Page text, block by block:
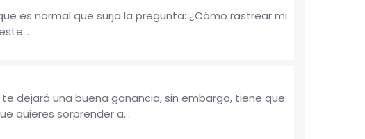
es normal que surja la pregunta: ¿Cómo rastrear mi
dejará una buena ganancia, sin embargo, tiene que
quieres sorprender a...